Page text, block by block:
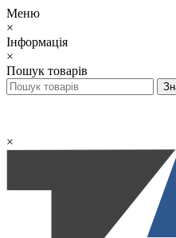
Меню
×
Інформація
×
Пошук товарів
×